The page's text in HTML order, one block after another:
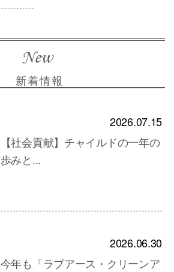
新着情報
2026.07.15
【社会貢献】チャイルドの一年の
歩みと...
2026.06.30
今年も「ラブアース・クリーンア